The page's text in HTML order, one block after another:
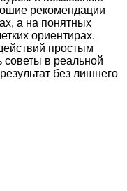
рекомендации
а на понятных
ориентирах.
простым
советы в реальной
без лишнего